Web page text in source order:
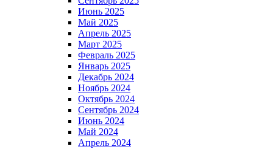
Июнь 2025
Май 2025
Апрель 2025
Март 2025
Февраль 2025
Январь 2025
Декабрь 2024
Ноябрь 2024
Октябрь 2024
Сентябрь 2024
Июнь 2024
Май 2024
Апрель 2024